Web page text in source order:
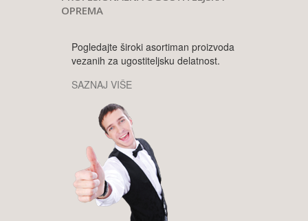
OPREMA
Pogledajte široki asortiman proizvoda
vezanih za ugostiteljsku delatnost.
SAZNAJ VIŠE